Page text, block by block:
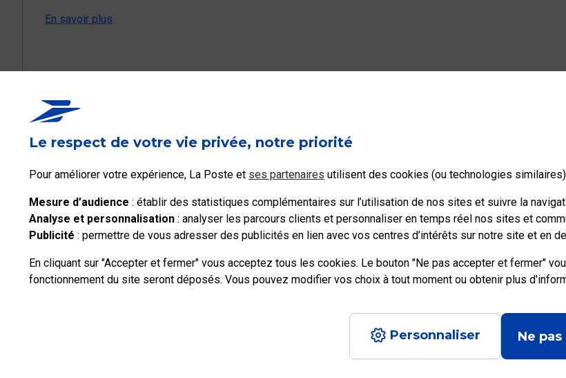
Le respect de votre vie privée, notre priorité
Pour améliorer votre expérience, La Poste et ses partenaires utilisent des cookies (ou technologies
Mesure d’audience : établir des statistiques complémentaires sur l’utilisation de nos sites et suivre la
Analyse et personnalisation : analyser les parcours clients et personnaliser en temps réel nos sites et
Publicité : permettre de vous adresser des publicités en lien avec vos centres d’intérêts sur notre site et en
En cliquant sur "Accepter et fermer" vous acceptez tous les cookies. Le bouton "Ne pas accepter et fermer"
fonctionnement du site seront déposés. Vous pouvez modifier vos choix à tout moment ou obtenir plus
Personnaliser Ne
En savoir plus
Oui Non
Aide en ligne|Plan du site|Accessibilité : partiellement